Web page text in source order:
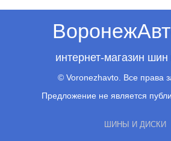
интернет-магазин шин
© Voronezhavto. Все права
Предложение не является
ШИНЫ И ДИСКИ